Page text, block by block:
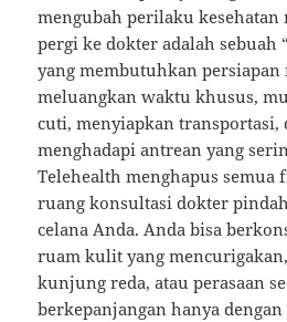
mengubah perilaku kesehatan
pergi ke dokter adalah sebuah
yang membutuhkan persiapan
meluangkan waktu khusus,
cuti, menyiapkan transportasi,
menghadapi antrean yang
Telehealth menghapus
ruang konsultasi dokter
celana Anda. Anda bisa
ruam kulit yang
kunjung reda, atau perasaan
berkepanjangan hanya